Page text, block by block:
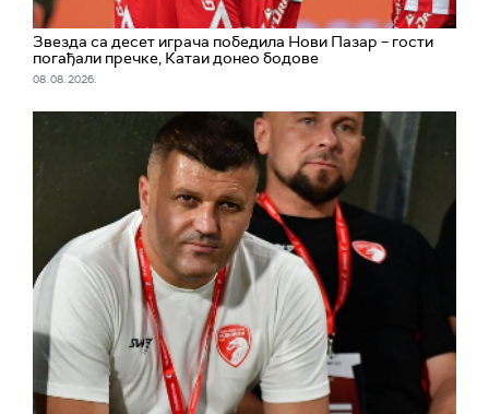
Звезда са десет играча победила Нови Пазар – гости
погађали пречке, Катаи донео бодове
08. 08. 2026.